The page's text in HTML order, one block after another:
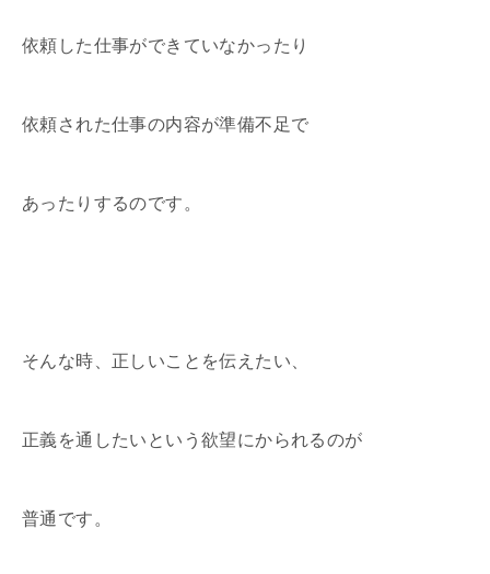
依頼した仕事ができていなかったり
依頼された仕事の内容が準備不足で
あったりするのです。
そんな時、正しいことを伝えたい、
正義を通したいという欲望にかられるのが
普通です。